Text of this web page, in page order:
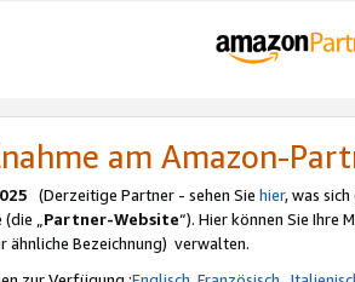
am Amazon-
(Derzeitige Partner - sehen Sie hier, was
„Partner-Website“). Hier können Sie Ihre
ähnliche Bezeichnung) verwalten.